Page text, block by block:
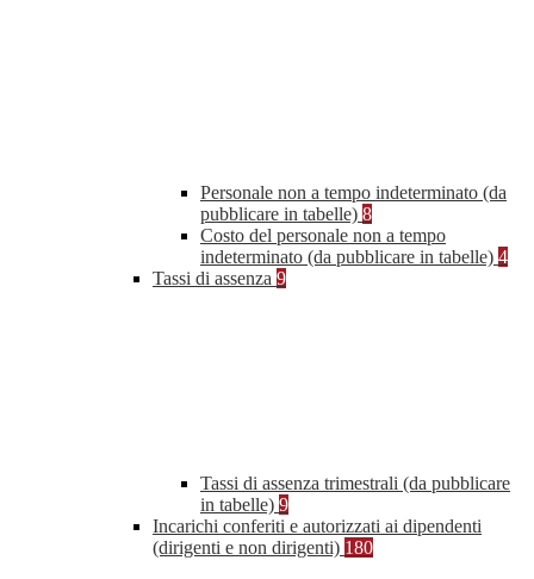
Personale non a tempo indeterminato (da
pubblicare in tabelle) 8
Costo del personale non a tempo
indeterminato (da pubblicare in tabelle) 4
Tassi di assenza 9
Tassi di assenza trimestrali (da pubblicare
in tabelle) 9
Incarichi conferiti e autorizzati ai dipendenti
(dirigenti e non dirigenti) 180